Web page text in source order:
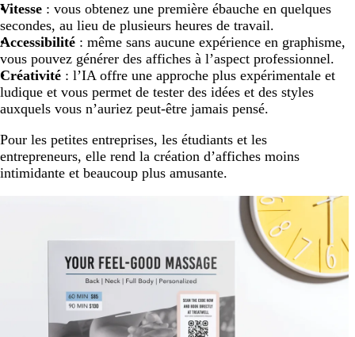
Vitesse : vous obtenez une première ébauche en quelques
secondes, au lieu de plusieurs heures de travail.
Accessibilité : même sans aucune expérience en graphisme,
vous pouvez générer des affiches à l’aspect professionnel.
Créativité : l’IA offre une approche plus expérimentale et
ludique et vous permet de tester des idées et des styles
auxquels vous n’auriez peut-être jamais pensé.
Pour les petites entreprises, les étudiants et les
entrepreneurs, elle rend la création d’affiches moins
intimidante et beaucoup plus amusante.